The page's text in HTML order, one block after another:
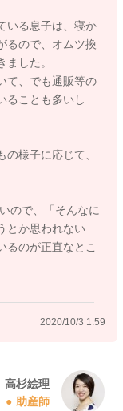
をするのが大変
るタイミングで移
うにつなぎタイ
いる息子は、寝か
るので、オムツ換
した。
て、でも通販等の
ることも多いし…
の様子に応じて、
ので、「そんなに
とか思われない
るのが正直なとこ
2020/10/3 1:59
高杉絵理
助産師